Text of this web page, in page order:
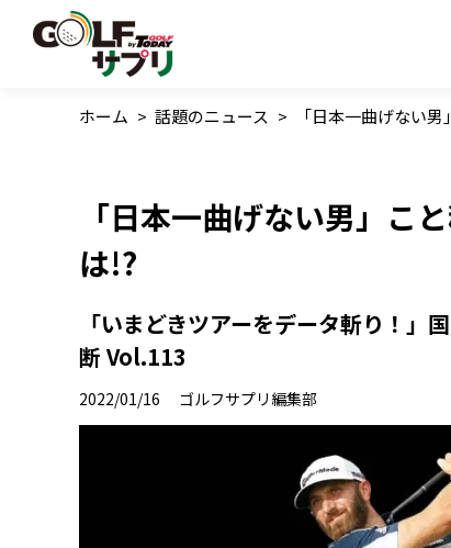
ホーム > 話題のニュース > 「日本一曲げない
「日本一曲げない男」こ
は!?
「いまどきツアーをデータ斬り！」
断 Vol.113
2022/01/16 ゴルフサプリ編集部